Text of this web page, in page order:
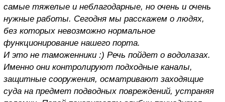
самые тяжелые и неблагодарные, но очень и очень
нужные работы. Сегодня мы расскажем о людях,
без которых невозможно нормальное
функционирование нашего порта.
И это не таможенники :) Речь пойдет о водолазах.
Именно они контролируют подходные каналы,
защитные сооружения, осматривают заходящие
суда на предмет подводных повреждений, устраняя